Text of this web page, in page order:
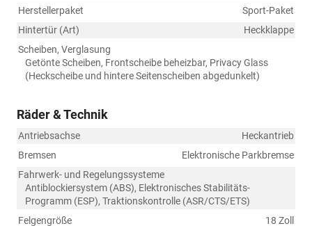
Herstellerpaket
Sport-Paket
Hintertür (Art)
Heckklappe
Scheiben, Verglasung
Getönte Scheiben, Frontscheibe beheizbar, Privacy Glass
(Heckscheibe und hintere Seitenscheiben abgedunkelt)
Räder & Technik
Antriebsachse
Heckantrieb
Bremsen
Elektronische Parkbremse
Fahrwerk- und Regelungssysteme
Antiblockiersystem (ABS), Elektronisches Stabilitäts-
Programm (ESP), Traktionskontrolle (ASR/CTS/ETS)
Felgengröße
18 Zoll